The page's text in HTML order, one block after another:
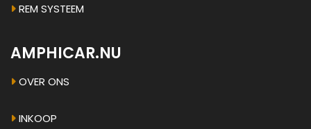
REM SYSTEEM
AMPHICAR.NU
OVER ONS
INKOOP